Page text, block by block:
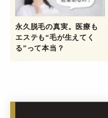
永久脱毛の真実。医療も
エステも“毛が生えてく
る”って本当？